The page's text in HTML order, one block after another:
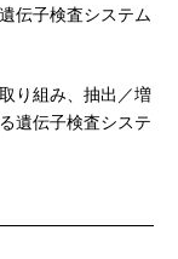
伝子検査システム
り組み、抽出／増
遺伝子検査システ